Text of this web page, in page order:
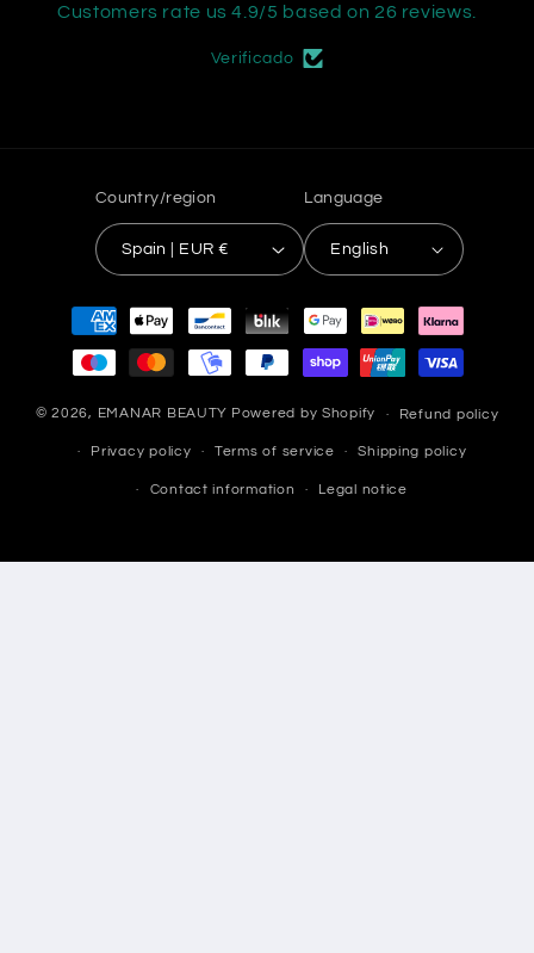
Customers rate us 4.9/5 based on 26 reviews.
Verificado
Country/region
Spain | EUR €
Language
English
Payment
methods
© 2026, EMANAR BEAUTY Powered by Shopify Refund policy
Privacy policy Terms of service Shipping policy
Contact information Legal notice